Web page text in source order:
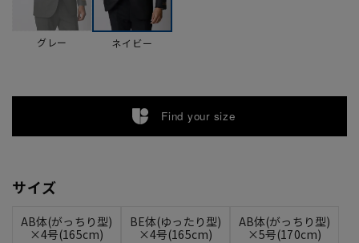
グレー ネイビー
Find your size
サイズ
AB体(がっちり型)
×4号(165cm)
BE体(ゆったり型)
×4号(165cm)
AB体(がっちり型)
×5号(170cm)